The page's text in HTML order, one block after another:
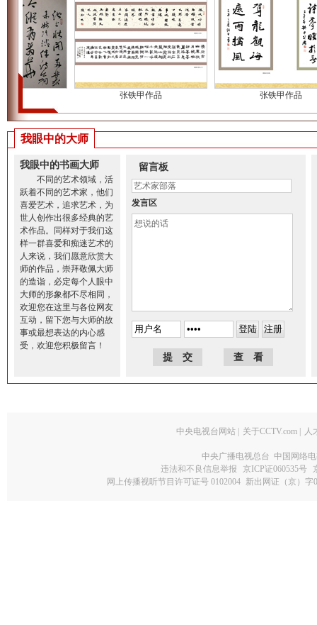
张铁甲作品 张铁甲作品
我眼中的大师
我眼中的书画大师
不同的艺术领域，活
跃着不同的艺术家，他们
喜爱艺术，追求艺术，为
世人创作出很多经典的艺
术作品。同样对于我们这
样一群喜爱和痴迷艺术的
人来说，我们愿意欣赏大
师的作品，崇拜敬佩大师
的造诣，必定每个人眼中
大师的形象都不尽相同，
欢迎您在这里与各位网友
互动，留下您与大师的故
事或最想表达的内心感
受，欢迎您积极留言！
留言板
发言区
中央电视台网站 关于CCTV.com 人
中央广播电视总台 中国网络
违法和不良信息举报
京ICP证060535号
网上传播视听节目许可证号 0102004 新出网证（京）